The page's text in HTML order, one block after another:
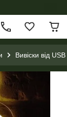
Вивіски від USB